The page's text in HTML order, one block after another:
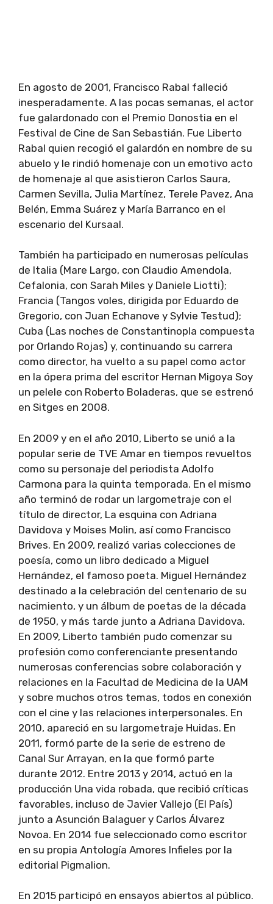
En agosto de 2001, Francisco Rabal falleció
inesperadamente. A las pocas semanas, el actor
fue galardonado con el Premio Donostia en el
Festival de Cine de San Sebastián. Fue Liberto
Rabal quien recogió el galardón en nombre de su
abuelo y le rindió homenaje con un emotivo acto
de homenaje al que asistieron Carlos Saura,
Carmen Sevilla, Julia Martínez, Terele Pavez, Ana
Belén, Emma Suárez y María Barranco en el
escenario del Kursaal.
También ha participado en numerosas películas
de Italia (Mare Largo, con Claudio Amendola,
Cefalonia, con Sarah Miles y Daniele Liotti);
Francia (Tangos voles, dirigida por Eduardo de
Gregorio, con Juan Echanove y Sylvie Testud);
Cuba (Las noches de Constantinopla compuesta
por Orlando Rojas) y, continuando su carrera
como director, ha vuelto a su papel como actor
en la ópera prima del escritor Hernan Migoya Soy
un pelele con Roberto Boladeras, que se estrenó
en Sitges en 2008.
En 2009 y en el año 2010, Liberto se unió a la
popular serie de TVE Amar en tiempos revueltos
como su personaje del periodista Adolfo
Carmona para la quinta temporada. En el mismo
año terminó de rodar un largometraje con el
título de director, La esquina con Adriana
Davidova y Moises Molin, así como Francisco
Brives. En 2009, realizó varias colecciones de
poesía, como un libro dedicado a Miguel
Hernández, el famoso poeta. Miguel Hernández
destinado a la celebración del centenario de su
nacimiento, y un álbum de poetas de la década
de 1950, y más tarde junto a Adriana Davidova.
En 2009, Liberto también pudo comenzar su
profesión como conferenciante presentando
numerosas conferencias sobre colaboración y
relaciones en la Facultad de Medicina de la UAM
y sobre muchos otros temas, todos en conexión
con el cine y las relaciones interpersonales. En
2010, apareció en su largometraje Huidas. En
2011, formó parte de la serie de estreno de
Canal Sur Arrayan, en la que formó parte
durante 2012. Entre 2013 y 2014, actuó en la
producción Una vida robada, que recibió críticas
favorables, incluso de Javier Vallejo (El País)
junto a Asunción Balaguer y Carlos Álvarez
Novoa. En 2014 fue seleccionado como escritor
en su propia Antología Amores Infieles por la
editorial Pigmalion.
En 2015 participó en ensayos abiertos al público.